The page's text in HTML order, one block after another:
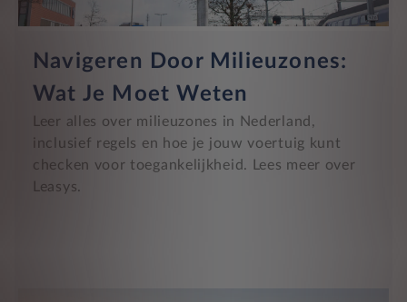
Navigeren Door Milieuzones:
Wat Je Moet Weten
Leer alles over milieuzones in Nederland,
inclusief regels en hoe je jouw voertuig kunt
checken voor toegankelijkheid. Lees meer over
Leasys.